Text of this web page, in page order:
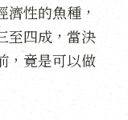
性的魚種，
至四成，當決
，竟是可以做